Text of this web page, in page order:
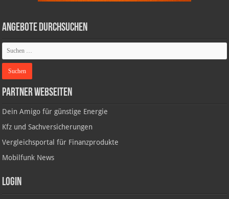
Angebote durchsuchen
Partner Webseiten
Dein Amigo für günstige Energie
Kfz und Sachversicherungen
Vergleichsportal für Finanzprodukte
Mobilfunk News
Login